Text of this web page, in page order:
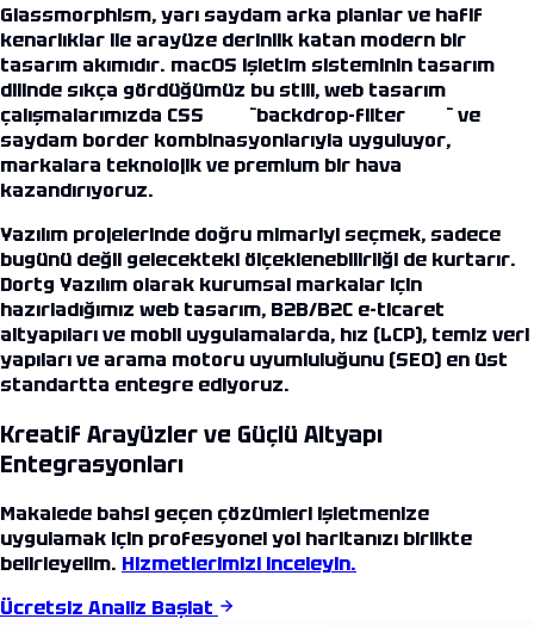
Glassmorphism, yarı saydam arka planlar ve hafif
kenarlıklar ile arayüze derinlik katan modern bir
tasarım akımıdır. macOS işletim sisteminin tasarım
dilinde sıkça gördüğümüz bu stili,web tasarım
çalışmalarımızda CSS `backdrop-filter` ve
saydam border kombinasyonlarıyla uyguluyor,
markalara teknolojik ve premium bir hava
kazandırıyoruz.
Yazılım projelerinde doğru mimariyi seçmek, sadece
bugünü değil gelecekteki ölçeklenebilirliği de kurtarır.
Dortg Yazılım olarak kurumsal markalar için
hazırladığımız web tasarım, B2B/B2C e-ticaret
altyapıları ve mobil uygulamalarda, hız (LCP), temiz veri
yapıları ve arama motoru uyumluluğunu (SEO) en üst
standartta entegre ediyoruz.
Kreatif Arayüzler ve Güçlü Altyapı
Entegrasyonları
Makalede bahsi geçen çözümleri işletmenize
uygulamak için profesyonel yol haritanızı birlikte
belirleyelim. Hizmetlerimizi inceleyin.
Ücretsiz Analiz Başlat